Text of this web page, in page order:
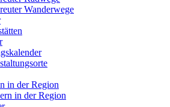
Wanderwege
in der Region
in der Region